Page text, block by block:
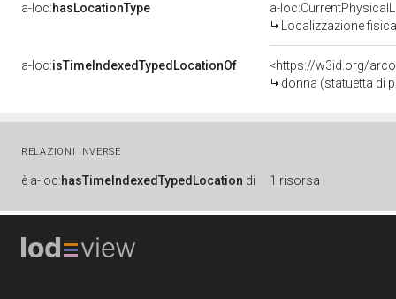
a-loc:hasLocationType
a-
Localizzazione
a-loc:isTimeIndexedTypedLocationOf
<https://w3id.org/
donna (statuetta di
RELAZIONI INVERSE
è a-loc:hasTimeIndexedTypedLocation di 1 risorsa